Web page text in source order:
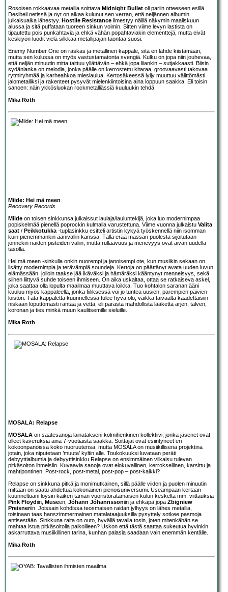
Rosoisen rokkaavaa metallia soittava Midnight Bullet oli pariin otteeseen esillä
Desibeli.netissä ja nyt on aikaa kulunut sen verran, että neljännen albumin
julkaisuaika lähestyy. Hostile Resistance ilmestyy näillä näkymin maaliskuun
alussa ja sitä puffataan tuoreen sinkun voimin. Sitten viime levyn lastista on
tipautettu pois punkahtavia ja ehkä vähän popahtaviakin elementtejä, mutta eivät
keskiyön luodit vielä silkkaa metallipajan taontaa suosi.
Enemy Number One on raskas ja metallinen kappale, sitä en lähde kiistämään,
mutta sen kulussa on myös vastustamatonta svengiä. Kulku on jopa niin jouhevaa,
että neljän minuutin mitta taittuu yllättävän – ehkä jopa liiankin – sutjakkaasti. Biisin
sydänlanka on melodia, jonka päälle on kerrostettu kitaraa, groovaavasti takovaa
rytmiryhmää ja karheahkoa mieslaulua. Kertosäkeessä lyijy muuttuu välittömästi
jalometalliksi ja rakenteet pysyvät mielenkiintoisina aina loppuun saakka. Eli toisin
sanoen: näin ykkösluokan rockmetalliässiä kuuluukin tehdä.
Mika Roth
Miide: Hei mä meen
Recovery Records
Miide on toisen sinkkunsa julkaissut laulaja/lauluntekijä, joka luo modernimpaa
popiskelmää pienellä poprockin kulmalla varustettuna. Viime vuonna julkaistu Valita
saat / Peikkotukka -tuplasinkku esitteli artistin kykyä työskennellä niin isomman
kuin pienemmänkin äänivallin kanssa. Tällä erää massan puolesta sijoitutaan
jonnekin näiden pisteiden väliin, mutta rullaavuus ja menevyys ovat aivan uudella
tasolla.
Hei mä meen -sinkulla onkin nuorempi ja janoisempi ote, kun musiikin sekaan on
lisätty modernimpia ja terävämpiä soundeja. Kertoja on päättänyt avata uuden luvun
elämässään, jolloin taakse jää ikäväksi ja hämäräksi kääntynyt menneisyys, sekä
siihen liittyvä suhde toiseen ihmiseen. On aika uskaltaa, ottaa se ratkaiseva askel,
joka saattaa olla lopulta maailmaa muuttava loikka. Tuo kohtalon saranan ääni
kuuluu myös kappaleella, jonka fiiliksessä voi jo tuntea uusien, parempien päivien
loiston. Tätä kappaletta kuunnellessa tulee hyvä olo, vaikka taivaalta kaadettaisiin
niskaan loputtomasti räntää ja vettä, eli parasta mahdollista lääkettä arjen, talven,
koronan ja ties minkä muun kaulitsemille sieluille.
Mika Roth
MOSALA: Relapse
MOSALA on saatesanoja lainatakseni kolmihenkinen kollektiivi, jonka jäsenet ovat
olleet kaveruksia aina 7-vuotiaista saakka. Soittajat ovat esiintyneet eri
kokoonpanoissa koko nuoruutensa, mutta MOSALA on musiikillisena projektina
jotain, joka niputetaan ’muuta’ kyltin alle. Toukokuuksi luvataan peräti
debyyttialbumia ja debyyttisinkku Relapse on ensimmäinen vilkaisu tulevan
pitkäsoiton ihmeisiin. Kuvaavia sanoja ovat elokuvallinen, kerroksellinen, karsittu ja
mahtipontinen. Post-rock, post-metal, post-pop – post-kaikki?
Relapse on sinkkuna pitkä ja monimutkainen, sillä päälle viiden ja puolen minuutin
mittaan on saatu ahdettua kokonainen pienoisuniversumi. Useampaan kertaan
kuunneltuani löysin kaiken tämän vuoristoratamaisen kulun keskeltä mm. viittauksia
Pink Floydiin, Museen, Jóhann Jóhannssoniin ja ehkäpä jopa Zbigniew
Preisneriin. Joissain kohdissa teosmaisen raidan jylhyys on lähes metallia,
toisinaan taas hanszimmermainen matalataajuuksilla pysyttely sotkee pasmoja
entisestään. Sinkkuna raita on outo, hyvällä tavalla tosin, joten mitenkähän se
mahtaa istua pitkäsoitolla paikoilleen? Uskon että tästä saattaa sukeutua hyvinkin
askarruttava musiikillinen tarina, kunhan palasia saadaan vain enemmän kentälle.
Mika Roth